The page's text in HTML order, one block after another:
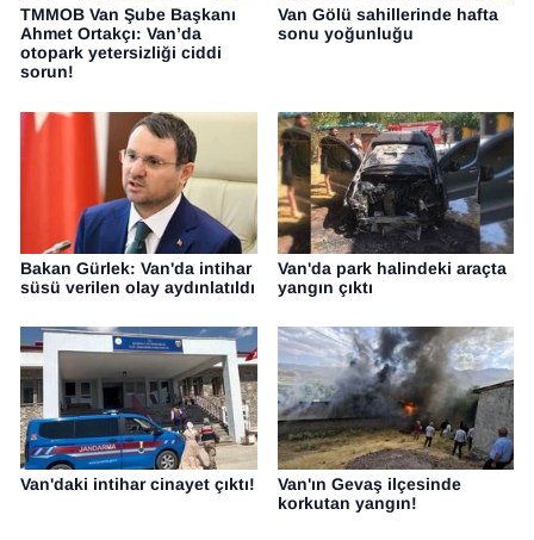
TMMOB Van Şube Başkanı
Ahmet Ortakçı: Van’da
otopark yetersizliği ciddi
sorun!
Van Gölü sahillerinde hafta
sonu yoğunluğu
Bakan Gürlek: Van'da intihar
süsü verilen olay aydınlatıldı
Van'da park halindeki araçta
yangın çıktı
Van'daki intihar cinayet çıktı!
Van'ın Gevaş ilçesinde
korkutan yangın!